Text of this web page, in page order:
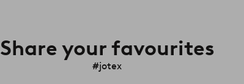
Share your favourites
#jotex